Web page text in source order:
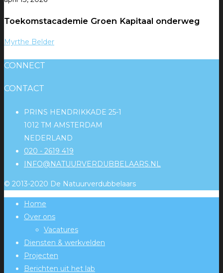
Toekomstacademie Groen Kapitaal onderweg
Myrthe Belder
CONNECT
CONTACT
PRINS HENDRIKKADE 25-1
1012 TM AMSTERDAM
NEDERLAND
020 - 2619 419
INFO@NATUURVERDUBBELAARS.NL
© 2013-2020 De Natuurverdubbelaars
Home
Over ons
Vacatures
Diensten & werkvelden
Projecten
Berichten uit het lab